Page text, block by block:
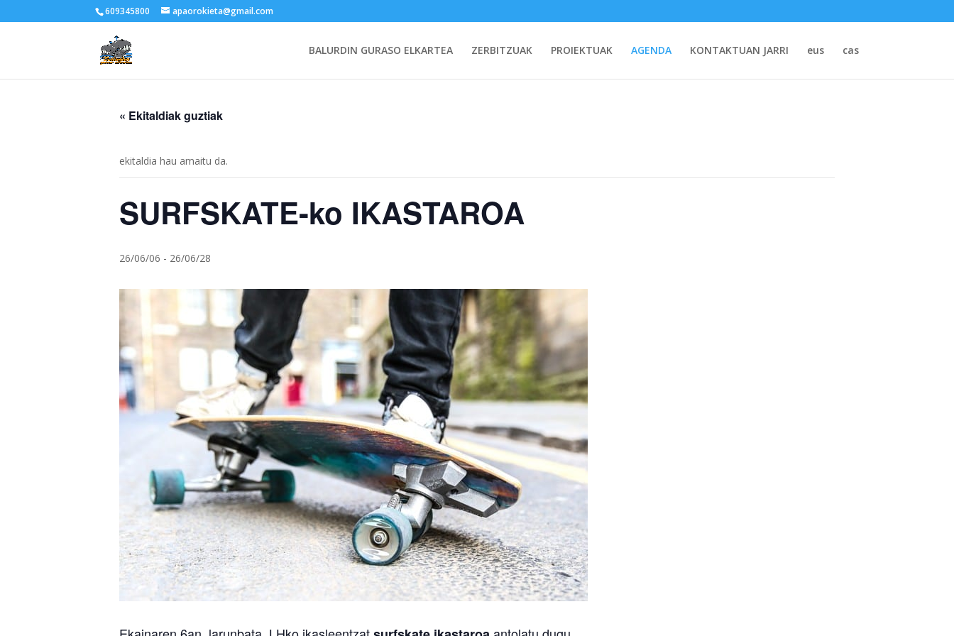
609345800 apaorokieta@gmail.com
BALURDIN GURASO ELKARTEA ZERBITZUAK PROIEKTUAK AGENDA KONTAKTUAN JARRI eus cas
« Ekitaldiak guztiak
ekitaldia hau amaitu da.
SURFSKATE-ko IKASTAROA
26/06/06 - 26/06/28